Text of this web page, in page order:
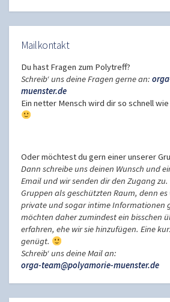
Mailkontakt
Du hast Fragen zum Polytreff?
Schreib‘ uns deine Fragen gerne an:
muenster.de
Ein netter Mensch wird dir so schnell
Oder möchtest du gern einer unserer
Dann schreibe uns deinen Wunsch und
Email und wir senden dir den Zugang
Gruppen als geschützten Raum, denn
private und sogar intime Informationen
möchten daher zumindest ein bisschen
erfahren, ehe wir sie hinzufügen. Eine
genügt.
Schreib‘ uns deine Mail an:
orga-team@polyamorie-muenster.de